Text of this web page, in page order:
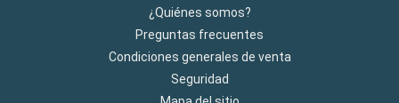
¿Quiénes somos?
Preguntas frecuentes
Condiciones generales de venta
Seguridad